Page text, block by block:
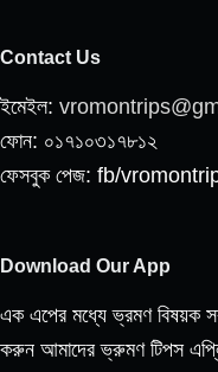
Contact Us
ইমেইল:
ফোন: ০১৭১০৩১৭৮১২
ফেসবুক পেজ: fb/
Download Our App
এক এপের মধ্যে ভ্রমণ বিষয়ক
করুন আমাদের ভ্রুমণ টিপস